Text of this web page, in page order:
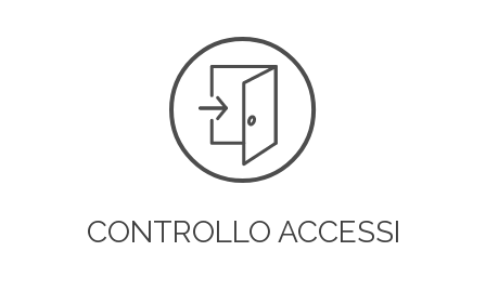
CONTROLLO ACCESSI